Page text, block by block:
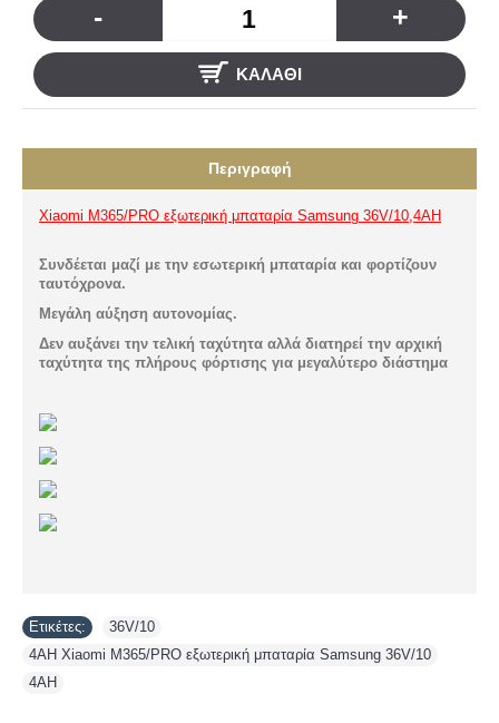
- +
ΚΑΛΆΘΙ
Περιγραφή
Xiaomi M365/PRO εξωτερική μπαταρία Samsung 36V/10,4AH
Συνδέεται μαζί με την εσωτερική μπαταρία και φορτίζουν
ταυτόχρονα.
Μεγάλη αύξηση αυτονομίας.
Δεν αυξάνει την τελική ταχύτητα αλλά διατηρεί την αρχική
ταχύτητα της πλήρους φόρτισης για μεγαλύτερο διάστημα
Ετικέτες: 36V/10
4AH Xiaomi M365/PRO εξωτερική μπαταρία Samsung 36V/10
4AH